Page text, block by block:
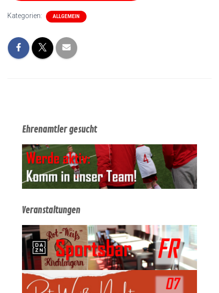
Kategorien: ALLGEMEIN
Ehrenamtler gesucht
Veranstaltungen